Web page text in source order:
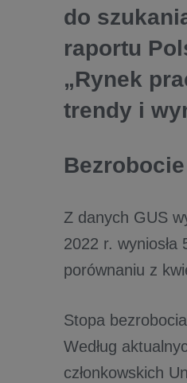
do
raportu
„Rynek
trendy i
Z danych GUS
2022 r.
porównaniu z
Stopa
Według
członkowskich